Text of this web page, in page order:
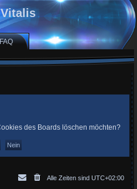
FAQ
des Boards löschen möchten?
Alle Zeiten sind UTC+02:00